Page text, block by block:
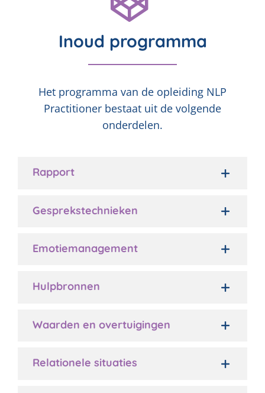
Inoud programma
Het programma van de opleiding NLP
Practitioner bestaat uit de volgende
onderdelen.
Rapport
Gesprekstechnieken
Emotiemanagement
Hulpbronnen
Waarden en overtuigingen
Relationele situaties